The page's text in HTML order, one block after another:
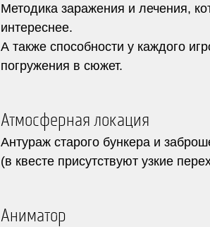
Методика заражения и лечения,
интереснее.
А также способности у каждого
погружения в сюжет.
Атмосферная локация
Антураж старого бункера и
(в квесте присутствуют узкие
Аниматор